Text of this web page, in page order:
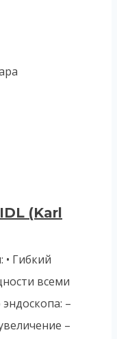
(Karl
Гибкий
всеми
–
–